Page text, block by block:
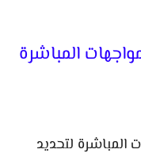
المباشرة
لتحديد